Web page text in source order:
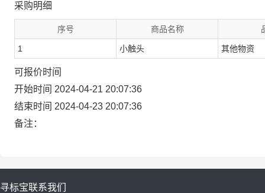
采购明细
序号 商品名称
1 小触头 其他物资
可报价时间
开始时间 2024-04-21 20:07:36
结束时间 2024-04-23 20:07:36
备注：
寻标宝联系我们